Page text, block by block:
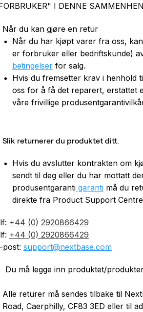
I DENNE
Når du kan gjøre en retur
Når du har kjøpt varer fra oss,
er forbruker eller bedriftskunde)
betingelserfor salg.
Hvis du fremsetter krav i henhold
oss for å få det reparert, erstattet
våre frivillige
Slik returnerer du produktet ditt.
Hvis du avslutter kontrakten om
sendt til deg eller du har mottatt
produsentgarantigarantimå du
direkte fra Product Support
+44 (0) 2920866429
+44 (0) 2920866429
post: support@nextbase.com
Du må legge inn produktet/
Alle returer må sendes tilbake til
Road, Caerphilly, CF83 3ED eller til